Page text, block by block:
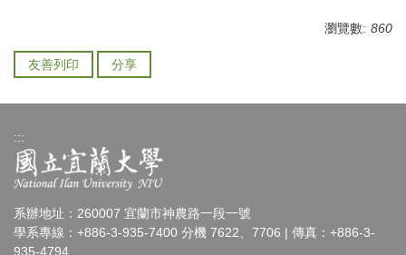
瀏覽數: 860
友善列印 分享
:::
系辦地址：260007 宜蘭市神農路一段一號
學系專線：+886-3-935-7400 分機 7622、7706 | 傳真：+886-3-
935-4794